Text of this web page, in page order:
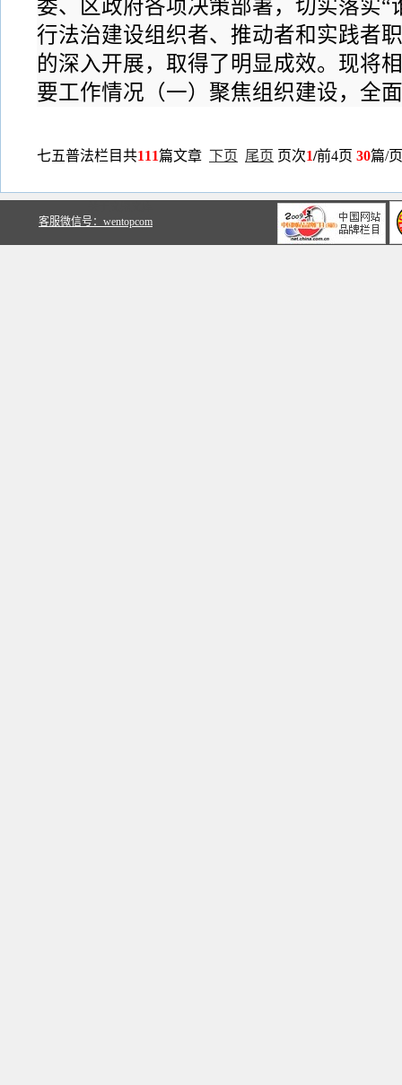
委、区政府各项决策部署，切实落实
行法治建设组织者、推动者和实践者
的深入开展，取得了明显成效。现将
要工作情况（一）聚焦组织建设，全
七五普法栏目共111篇文章 下页 尾页 页次1/前4页 30篇/
客服微信号：wentopcom